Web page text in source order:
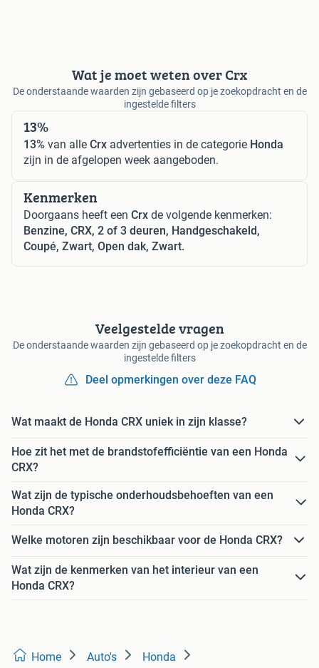
Wat je moet weten over Crx
De onderstaande waarden zijn gebaseerd op je zoekopdracht en de
ingestelde filters
13%
13% van alle Crx advertenties in de categorie Honda
zijn in de afgelopen week aangeboden.
Kenmerken
Doorgaans heeft een Crx de volgende kenmerken:
Benzine, CRX, 2 of 3 deuren, Handgeschakeld,
Coupé, Zwart, Open dak, Zwart.
Veelgestelde vragen
De onderstaande waarden zijn gebaseerd op je zoekopdracht en de
ingestelde filters
Deel opmerkingen over deze FAQ
Wat maakt de Honda CRX uniek in zijn klasse?
Hoe zit het met de brandstofefficiëntie van een Honda
CRX?
Wat zijn de typische onderhoudsbehoeften van een
Honda CRX?
Welke motoren zijn beschikbaar voor de Honda CRX?
Wat zijn de kenmerken van het interieur van een
Honda CRX?
Home Auto's Honda